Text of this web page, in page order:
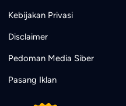
Kebijakan Privasi
Disclaimer
Pedoman Media Siber
Pasang Iklan